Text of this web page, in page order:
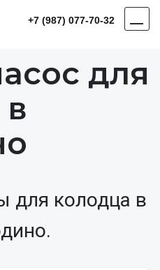
+7 (987) 077-70-32
для
для колодца в